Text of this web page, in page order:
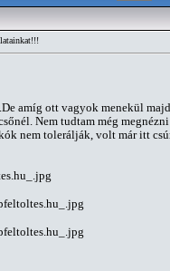
amíg ott vagyok menekül majd
Nem tudtam még
nem tolerálják, volt már itt